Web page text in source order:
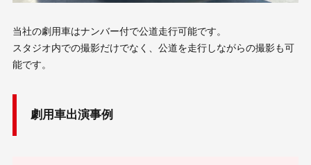
当社の劇用車はナンバー付で公道走行可能です。
スタジオ内での撮影だけでなく、公道を走行しながらの撮影も可
能です。
劇用車出演事例